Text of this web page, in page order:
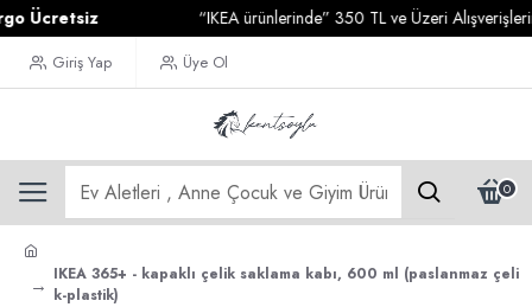
“IKEA ürünlerinde” 350 TL ve Üzeri
Giriş Yap Üye Ol
0
IKEA 365+ - kapaklı çelik saklama kabı, 600 ml (paslanmaz çeli
k-plastik)